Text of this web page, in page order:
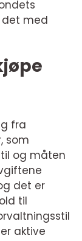
det med
fra
som
og måten
det er
til
aktive